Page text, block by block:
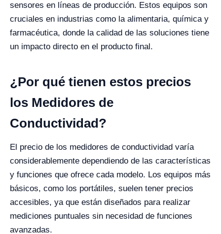
sensores en líneas de producción. Estos equipos son
cruciales en industrias como la alimentaria, química y
farmacéutica, donde la calidad de las soluciones tiene
un impacto directo en el producto final.
¿Por qué tienen estos precios
los Medidores de
Conductividad?
El precio de los medidores de conductividad varía
considerablemente dependiendo de las características
y funciones que ofrece cada modelo. Los equipos más
básicos, como los portátiles, suelen tener precios
accesibles, ya que están diseñados para realizar
mediciones puntuales sin necesidad de funciones
avanzadas.